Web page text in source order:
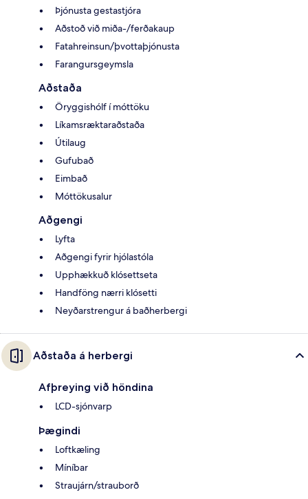
Þjónusta gestastjóra
Aðstoð við miða-/ferðakaup
Fatahreinsun/þvottaþjónusta
Farangursgeymsla
Aðstaða
Öryggishólf í móttöku
Líkamsræktaraðstaða
Útilaug
Gufubað
Eimbað
Móttökusalur
Aðgengi
Lyfta
Aðgengi fyrir hjólastóla
Upphækkuð klósettseta
Handföng nærri klósetti
Neyðarstrengur á baðherbergi
Aðstaða á herbergi
Afþreying við höndina
LCD-sjónvarp
Þægindi
Loftkæling
Míníbar
Straujárn/strauborð